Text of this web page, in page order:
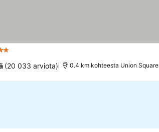
(20 033 arviota) 0.4 km kohteesta Union Square